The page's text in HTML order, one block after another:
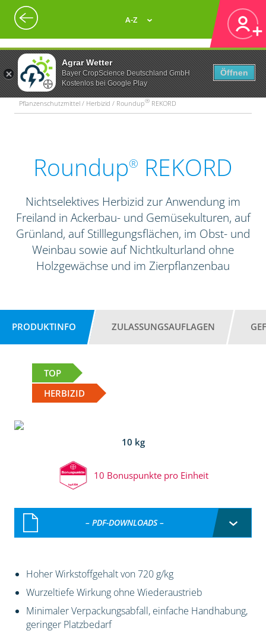
Agrar Wetter
Bayer CropScience Deutschland GmbH
Kostenlos bei Google Play
Öffnen
A-Z
Pflanzenschutzmittel / Herbizid / Roundup® REKORD
Roundup® REKORD
Nichtselektives Herbizid zur Anwendung im
Freiland in Ackerbau- und Gemüsekulturen, auf
Grünland, auf Stilllegungsflächen, im Obst- und
Weinbau sowie auf Nichtkulturland ohne
Holzgewächse und im Zierpflanzenbau
PRODUKTINFO ZULASSUNGSAUFLAGEN
TOP
HERBIZID
10 kg
10 Bonuspunkte pro Einheit
– PDF-DOWNLOADS –
Hoher Wirkstoffgehalt von 720 g/kg
Wurzeltiefe Wirkung ohne Wiederaustrieb
Minimaler Verpackungsabfall, einfache Handhabung,
geringer Platzbedarf